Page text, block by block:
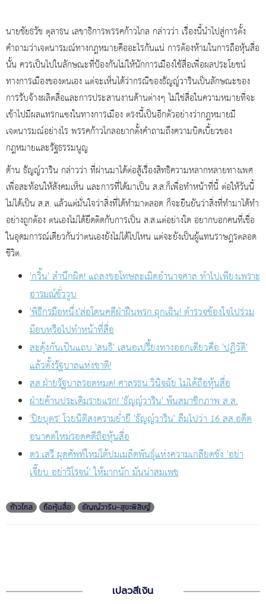
นายชัยธวัช ตุลาธน เลขาธิการพรรคก้าวไกล กล่าวว่า เรื่องนี้นำไปสู่การตั้ง
คำถามว่าเจตนารมณ์ทางกฎหมายคืออะไรกันแน่ การต้องห้ามในการถือหุ้นสื่อ
นั้น ควรเป็นไปในลักษณะที่ป้องกันไม่ให้นักการเมืองใช้สื่อเพื่อผลประโยชน์
ทางการเมืองของตนเอง แต่จะเห็นได้ว่ากรณีของธัญญ์วารินเป็นลักษณะของ
การรับจ้างผลิตสื่อและการประสานงานด้านต่างๆ ไม่ใช่สื่อในความหมายที่จะ
เข้าไปมีผลแทรกแซงในทางการเมือง ตรงนี้เป็นอีกตัวอย่างว่ากฎหมายมี
เจตนารมณ์อย่างไร พรรคก้าวไกลอยากตั้งคำถามถึงความบิดเบี้ยวของ
กฎหมายและรัฐธรรมนูญ
ด้าน ธัญญ์วาริน กล่าวว่า ที่ผ่านมาได้ต่อสู้เรื่องสิทธิความหลากหลายทางเพศ
เพื่อสะท้อนให้สังคมเห็น และการที่ได้มาเป็น ส.ส.ก็เพื่อทำหน้าที่นี้ ต่อให้วันนี้
ไม่ได้เป็น ส.ส. แล้วแต่มั่นใจว่าสิ่งที่ได้ทำมาตลอด ก็จะยืนยันว่าสิ่งที่ทำมาได้ทำ
อย่างถูกต้อง ตนเองไม่ได้ยึดติดกับการเป็น ส.ส.แต่อย่างใด อยากบอกคนที่เชื่อ
ในอุดมการณ์เดียวกันว่าตนเองยังไม่ได้ไปไหน แต่จะยังเป็นผู้แทนราษฎรตลอด
ชีวิต.
'กวิ้น' สำนึกผิด! แถลงขอโทษละเมิดอำนาจศาล ทำไปเพียงเพราะ
อารมณ์ชั่ววูบ
'พิธีกรมือหนึ่ง'ส่อโดนคดีฝ่าฝืนพรก.ฉุกเฉิน! ตำรวจข้องใจไปร่วม
ม็อบหรือไปทำหน้าที่สื่อ
สะดุ้งกันเป็นแถบ 'สนธิ' เสนอเปรี้ยงทางออกเดียวคือ 'ปฏิวัติ'
แล้วตั้งรัฐบาลแห่งชาติ!
สส.ฝ่ายรัฐบาลรอดหมด! ศาลรธน.วินิจฉัย ไม่ได้ถือหุ้นสื่อ
ฝ่ายค้านประเดิมรายแรก! 'ธัญญ์วาริน' พ้นสมาชิกภาพ ส.ส.
'ปิยบุตร' โวยนิติสงครามย่ำยี 'ธัญญ์วาริน' ลืมไปว่า 16 สส.อดีต
อนาคตใหม่รอดคดีถือหุ้นสื่อ
ดร.เสรี ผุดศัพท์ใหม่โต้ปมเมล็ดพันธุ์แห่งความเกลียดชัง 'อย่า
เจี๊ยบ อย่าวิโรจน์' ให้มากนัก มันน่าสมเพช
ก้าวไกล ถือหุ้นสื่อ ธัญญ์วาริน-สุขะพิสิษฐ์
เปลวสีเงิน